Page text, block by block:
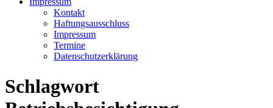
Kontakt
Haftungsausschluss
Impressum
Termine
Datenschutzerklärung
Schlagwort